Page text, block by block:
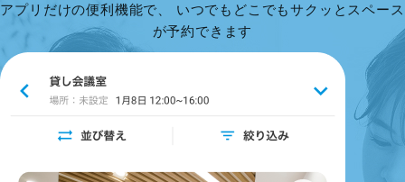
アプリだけの便利機能で、 いつでもどこでもサクッとスペース
が予約できます